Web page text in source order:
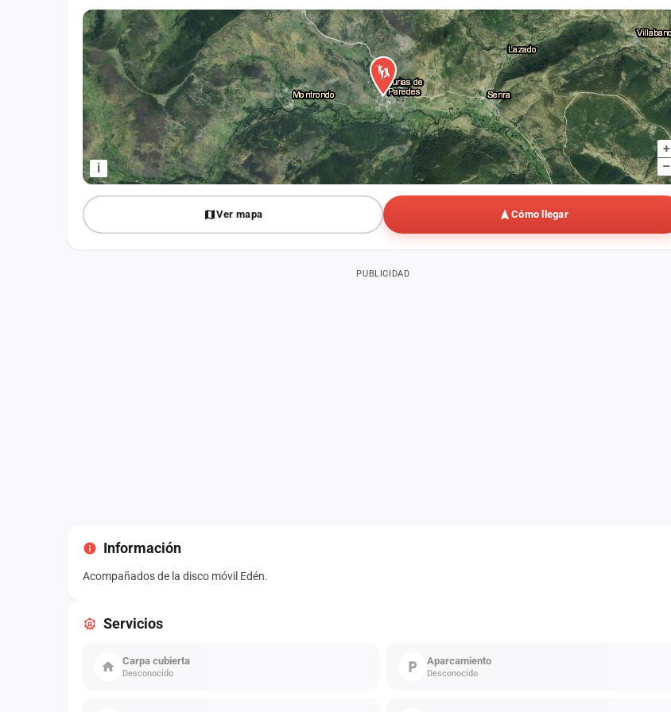
+
–
i
Ver mapa Cómo llegar
PUBLICIDAD
Información
Acompañados de la disco móvil Edén.
Servicios
Carpa cubierta
Desconocido
Aparcamiento
Desconocido
Iniciar sesión
Crear cuenta